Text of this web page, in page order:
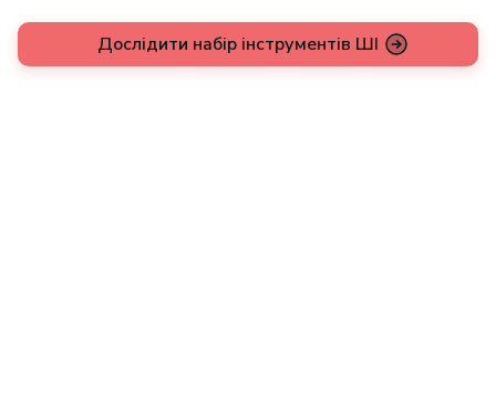
Дослідити набір інструментів ШІ